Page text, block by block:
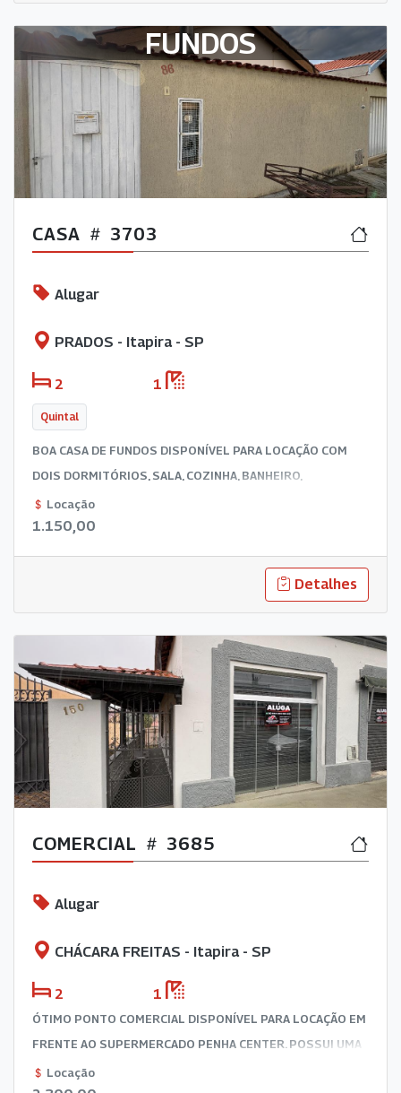
FUNDOS
CASA 3703
Alugar
PRADOS - Itapira - SP
2
Quintal
BOA CASA DE FUNDOS DISPONÍVEL PARA LOCAÇÃO COM
DOIS DORMITÓRIOS, SALA, COZINHA, BANHEIRO,
LAVANDERIA E QUINTAL.
Locação
1.150,00
Detalhes
COMERCIAL 3685
Alugar
CHÁCARA FREITAS - Itapira - SP
2
ÓTIMO PONTO COMERCIAL DISPONÍVEL PARA LOCAÇÃO EM
FRENTE AO SUPERMERCADO PENHA CENTER. POSSUI UMA
SALA, COZINHA, BANHEIRO E PORÃO. EXCELENTE
Locação